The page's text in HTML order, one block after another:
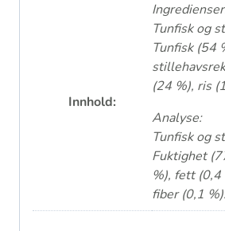
Innhold:
Tunfisk og
Tunfisk (54
(24 %), ris
Analyse:
Tunfisk og
Fuktighet
%), fett (0,4
fiber (0,1 %).